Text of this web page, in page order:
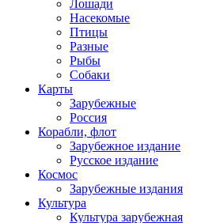
Лошади
Насекомые
Птицы
Разные
Рыбы
Собаки
Карты
Зарубежные
Россия
Корабли, флот
Зарубежное издание
Русское издание
Космос
Зарубежные издания
Культура
Культура зарубежная